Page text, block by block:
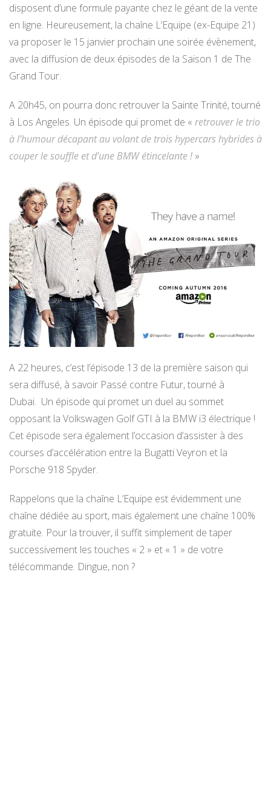
disposent d’une formule payante chez le géant de la vente
en ligne. Heureusement, la chaîne L’Equipe (ex-Equipe 21)
va proposer le 15 janvier prochain une soirée évènement,
avec la diffusion de deux épisodes de la Saison 1 de The
Grand Tour.
A 20h45, on pourra donc retrouver la Sainte Trinité, tourné
à Los Angeles. Un épisode qui promet de « retrouver le trio
à l’humour décapant au volant de trois hypercars hybrides à
couper le souffle et d’une BMW étincelante ! »
A 22 heures, c’est l’épisode 13 de la première saison qui
sera diffusé, à savoir Passé contre Futur, tourné à
Dubai. Un épisode qui promet un duel au sommet
opposant la Volkswagen Golf GTI à la BMW i3 électrique !
Cet épisode sera également l’occasion d’assister à des
courses d’accélération entre la Bugatti Veyron et la
Porsche 918 Spyder.
Rappelons que la chaîne L’Equipe est évidemment une
chaîne dédiée au sport, mais également une chaîne 100%
gratuite. Pour la trouver, il suffit simplement de taper
successivement les touches « 2 » et « 1 » de votre
télécommande. Dingue, non ?